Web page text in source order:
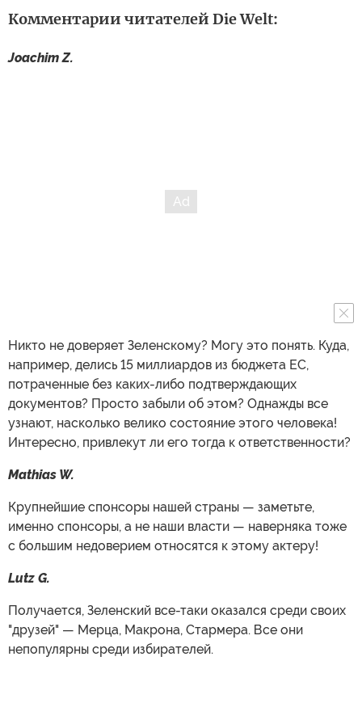
Комментарии читателей Die Welt:
Joachim Z.
Никто не доверяет Зеленскому? Могу это понять. Куда,
например, делись 15 миллиардов из бюджета ЕС,
потраченные без каких-либо подтверждающих
документов? Просто забыли об этом? Однажды все
узнают, насколько велико состояние этого человека!
Интересно, привлекут ли его тогда к ответственности?
Mathias W.
Крупнейшие спонсоры нашей страны — заметьте,
именно спонсоры, а не наши власти — наверняка тоже
с большим недоверием относятся к этому актеру!
Lutz G.
Получается, Зеленский все-таки оказался среди своих
"друзей" — Мерца, Макрона, Стармера. Все они
непопулярны среди избирателей.